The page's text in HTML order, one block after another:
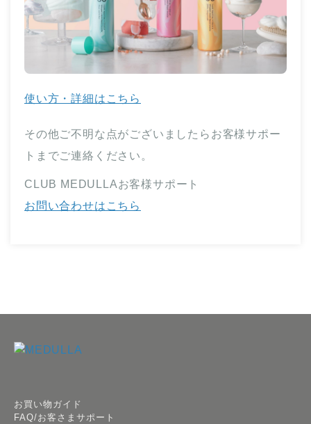
使い方・詳細はこちら
その他ご不明な点がございましたらお客様サポー
トまでご連絡ください。
CLUB MEDULLAお客様サポート
お問い合わせはこちら
お買い物ガイド
FAQ/お客さまサポート